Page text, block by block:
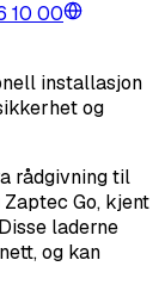
10 00
installasjon
og
rådgivning til
Go, kjent
laderne
og kan